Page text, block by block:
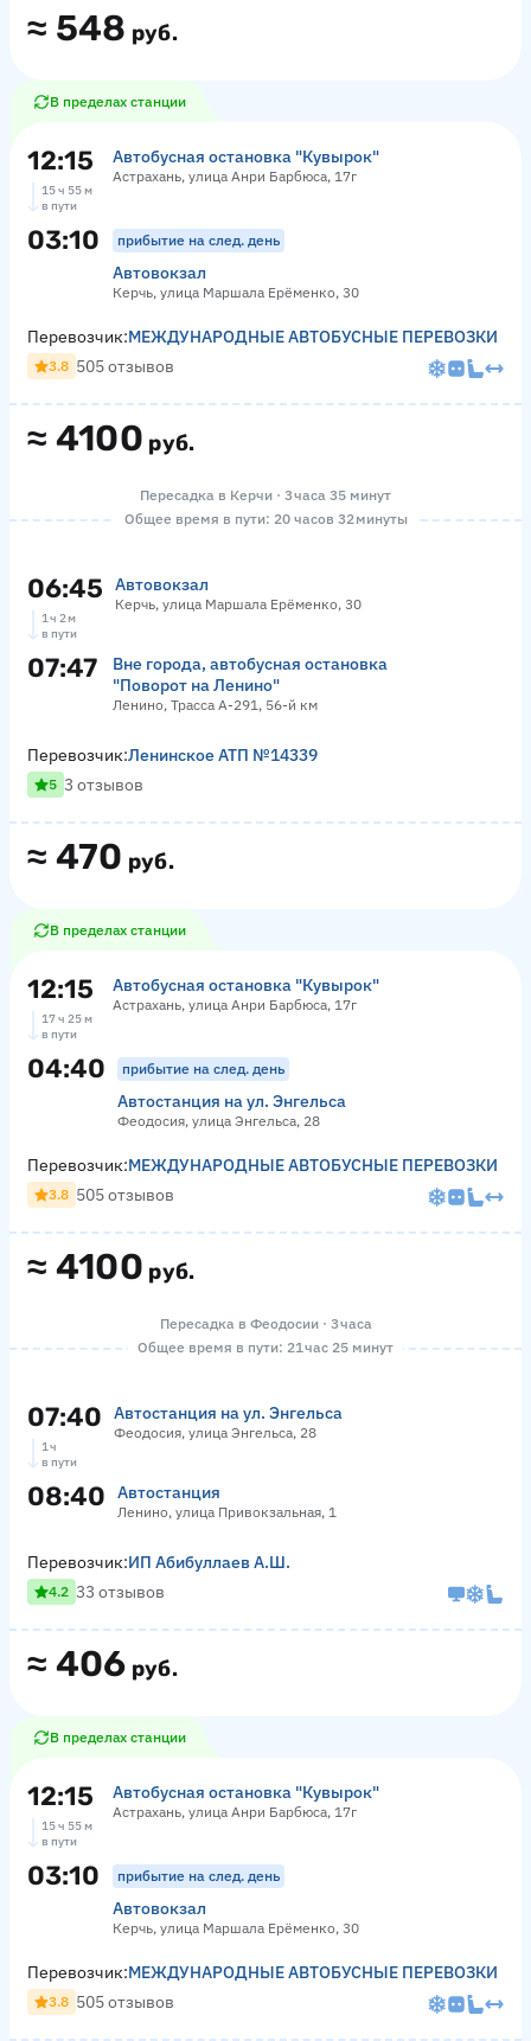
≈ 548 руб.
В пределах станции
12:15 Автобусная остановка "Кувырок"
Астрахань, улица Анри Барбюса, 17г
15 ч 55 м
в пути
03:10 прибытие на след. день
Автовокзал
Керчь, улица Маршала Ерёменко, 30
≈ 4100 руб.
Перевозчик:МЕЖДУНАРОДНЫЕ АВТОБУСНЫЕ ПЕРЕВОЗКИ
3.8 505 отзывов
Пересадка в Керчи · 3 часа 35 минут
Общее время в пути: 20 часов 32 минуты
06:45 Автовокзал
Керчь, улица Маршала Ерёменко, 30
1 ч 2 м
в пути
07:47
Вне города, автобусная остановка
"Поворот на Ленино"
Ленино, Трасса А-291, 56-й км
≈ 470 руб.
Перевозчик:Ленинское АТП №14339
5 3 отзывов
В пределах станции
12:15 Автобусная остановка "Кувырок"
Астрахань, улица Анри Барбюса, 17г
17 ч 25 м
в пути
04:40 прибытие на след. день
Автостанция на ул. Энгельса
Феодосия, улица Энгельса, 28
≈ 4100 руб.
Перевозчик:МЕЖДУНАРОДНЫЕ АВТОБУСНЫЕ ПЕРЕВОЗКИ
3.8 505 отзывов
Пересадка в Феодосии · 3 часа
Общее время в пути: 21 час 25 минут
07:40 Автостанция на ул. Энгельса
Феодосия, улица Энгельса, 28
1 ч
в пути
08:40 Автостанция
Ленино, улица Привокзальная, 1
≈ 406 руб.
Перевозчик:ИП Абибуллаев А.Ш.
4.2 33 отзывов
В пределах станции
12:15 Автобусная остановка "Кувырок"
Астрахань, улица Анри Барбюса, 17г
15 ч 55 м
в пути
03:10 прибытие на след. день
Автовокзал
Керчь, улица Маршала Ерёменко, 30
Перевозчик:МЕЖДУНАРОДНЫЕ АВТОБУСНЫЕ ПЕРЕВОЗКИ
3.8 505 отзывов